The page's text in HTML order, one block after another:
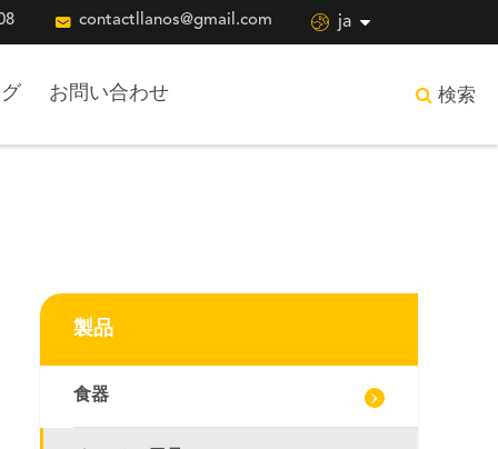
 contactllanos@gmail.com  ja
お問い合わせ 検索
製品
食器